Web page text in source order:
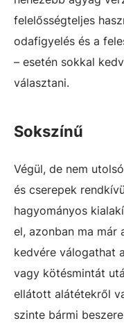
felelősségteljes
odafigyelés és a
– esetén sokkal
választani.
Sokszínű
Végül, de nem
és cserepek
hagyományos
el, azonban ma
kedvére válogathat
vagy kötésmintát
ellátott alátétekről
szinte bármi